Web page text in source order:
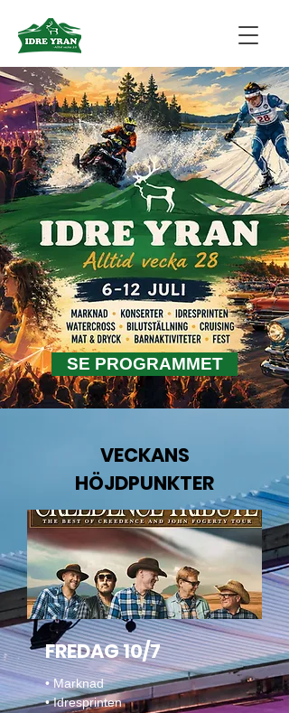
SE PROGRAMMET
VECKANS
HÖJDPUNKTER
FREDAG 10/7
• Marknad
• Idresprinten